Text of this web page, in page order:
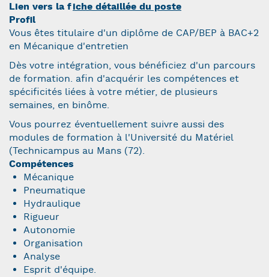
Lien vers la fiche détaillée du poste
Profil
Vous êtes titulaire d'un diplôme de CAP/BEP à BAC+2
en Mécanique d'entretien
Dès votre intégration, vous bénéficiez d'un parcours
de formation. afin d'acquérir les compétences et
spécificités liées à votre métier, de plusieurs
semaines, en binôme.
Vous pourrez éventuellement suivre aussi des
modules de formation à l'Université du Matériel
(Technicampus au Mans (72).
Compétences
Mécanique
Pneumatique
Hydraulique
Rigueur
Autonomie
Organisation
Analyse
Esprit d'équipe.